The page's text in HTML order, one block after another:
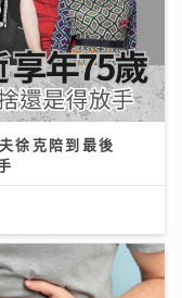
徐克陪到最後